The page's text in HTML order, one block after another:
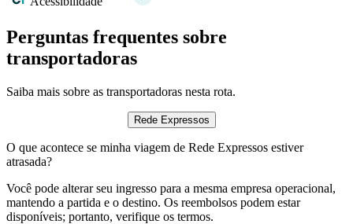
Perguntas frequentes sobre
transportadoras
Saiba mais sobre as transportadoras nesta rota.
Rede Expressos
O que acontece se minha viagem de Rede Expressos estiver
atrasada?
Você pode alterar seu ingresso para a mesma empresa operacional,
mantendo a partida e o destino. Os reembolsos podem estar
disponíveis; portanto, verifique os termos.